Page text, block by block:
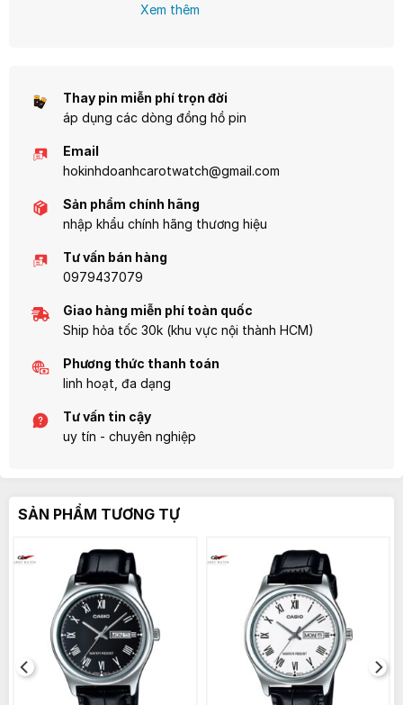
chính hãng, sử dụng bộ máy quartz
Xem thêm
Thay pin miễn phí trọn đời
áp dụng các dòng đồng hồ pin
Email
hokinhdoanhcarotwatch@gmail.com
Sản phẩm chính hãng
nhập khẩu chính hãng thương hiệu
Tư vấn bán hàng
0979437079
Giao hàng miễn phí toàn quốc
Ship hỏa tốc 30k (khu vực nội thành HCM)
Phương thức thanh toán
linh hoạt, đa dạng
Tư vấn tin cậy
uy tín - chuyên nghiệp
SẢN PHẨM TƯƠNG TỰ